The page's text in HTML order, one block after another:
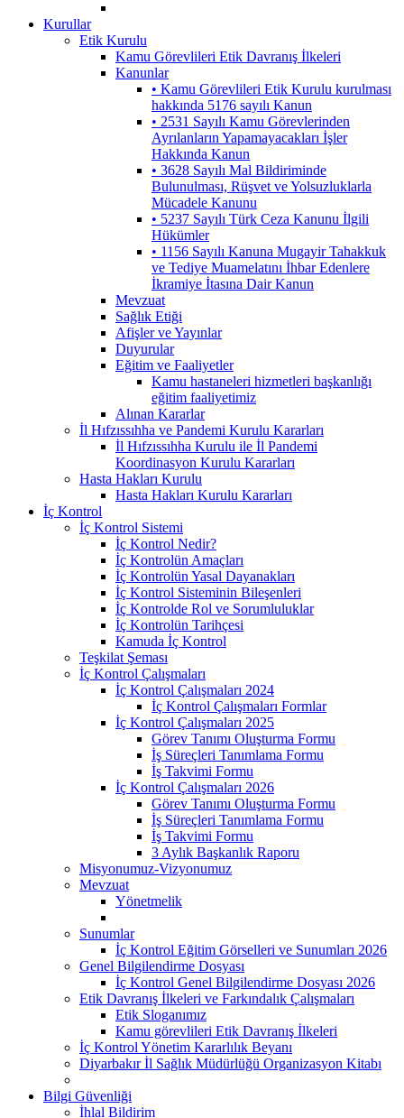
Kurullar
Etik Kurulu
Kamu Görevlileri Etik Davranış İlkeleri
Kanunlar
• Kamu Görevlileri Etik Kurulu kurulması
hakkında 5176 sayılı Kanun
• 2531 Sayılı Kamu Görevlerinden
Ayrılanların Yapamayacakları İşler
Hakkında Kanun
• 3628 Sayılı Mal Bildiriminde
Bulunulması, Rüşvet ve Yolsuzluklarla
Mücadele Kanunu
• 5237 Sayılı Türk Ceza Kanunu İlgili
Hükümler
• 1156 Sayılı Kanuna Mugayir Tahakkuk
ve Tediye Muamelatını İhbar Edenlere
İkramiye İtasına Dair Kanun
Mevzuat
Sağlık Etiği
Afişler ve Yayınlar
Duyurular
Eğitim ve Faaliyetler
Kamu hastaneleri hizmetleri başkanlığı
eğitim faaliyetimiz
Alınan Kararlar
İl Hıfzıssıhha ve Pandemi Kurulu Kararları
İl Hıfzıssıhha Kurulu ile İl Pandemi
Koordinasyon Kurulu Kararları
Hasta Hakları Kurulu
Hasta Hakları Kurulu Kararları
İç Kontrol
İç Kontrol Sistemi
İç Kontrol Nedir?
İç Kontrolün Amaçları
İç Kontrolün Yasal Dayanakları
İç Kontrol Sisteminin Bileşenleri
İç Kontrolde Rol ve Sorumluluklar
İç Kontrolün Tarihçesi
Kamuda İç Kontrol
Teşkilat Şeması
İç Kontrol Çalışmaları
İç Kontrol Çalışmaları 2024
İç Kontrol Çalışmaları Formlar
İç Kontrol Çalışmaları 2025
Görev Tanımı Oluşturma Formu
İş Süreçleri Tanımlama Formu
İş Takvimi Formu
İç Kontrol Çalışmaları 2026
Görev Tanımı Oluşturma Formu
İş Süreçleri Tanımlama Formu
İş Takvimi Formu
3 Aylık Başkanlık Raporu
Misyonumuz-Vizyonumuz
Mevzuat
Yönetmelik
Sunumlar
İç Kontrol Eğitim Görselleri ve Sunumları 2026
Genel Bilgilendirme Dosyası
İç Kontrol Genel Bilgilendirme Dosyası 2026
Etik Davranış İlkeleri ve Farkındalık Çalışmaları
Etik Sloganımız
Kamu görevlileri Etik Davranış İlkeleri
İç Kontrol Yönetim Kararlılık Beyanı
Diyarbakır İl Sağlık Müdürlüğü Organizasyon Kitabı
Bilgi Güvenliği
İhlal Bildirim